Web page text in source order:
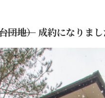
団地） 成約になりまし